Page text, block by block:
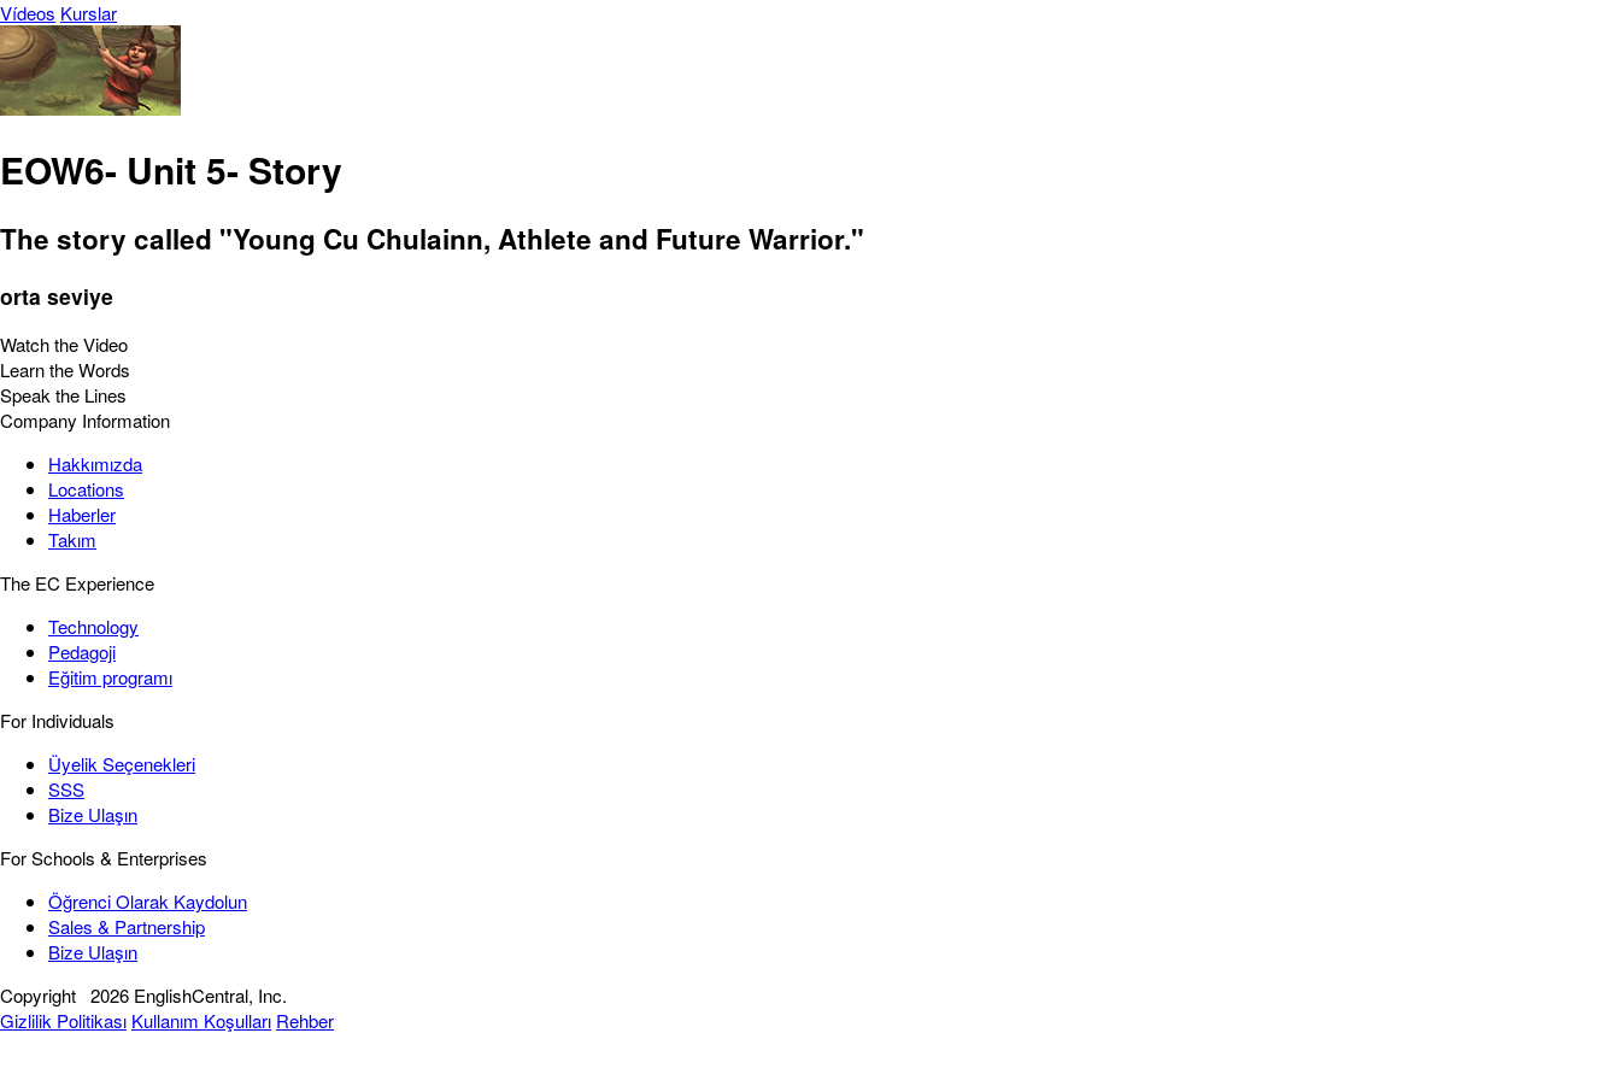
Vídeos Kurslar
EOW6- Unit 5- Story
The story called "Young Cu Chulainn, Athlete and Future Warrior."
orta seviye
Watch the Video
Learn the Words
Speak the Lines
Company Information
Hakkımızda
Locations
Haberler
Takım
The EC Experience
Technology
Pedagoji
Eğitim programı
For Individuals
Üyelik Seçenekleri
SSS
Bize Ulaşın
For Schools & Enterprises
Öğrenci Olarak Kaydolun
Sales & Partnership
Bize Ulaşın
Copyright 2026 EnglishCentral, Inc.
Gizlilik Politikası Kullanım Koşulları Rehber